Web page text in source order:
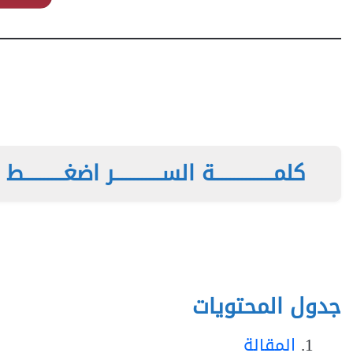
كلمـــــــــــــــة الســــــــــــر اضغــــــــــط
جدول المحتويات
المقالة